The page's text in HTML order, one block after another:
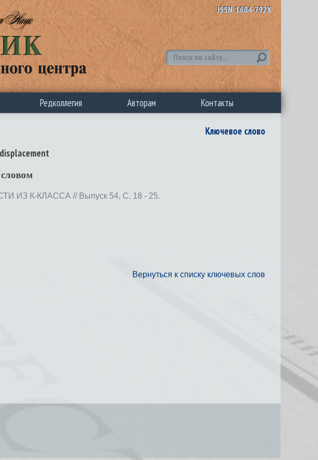
ISSN 1684-792X
Редколлегия Авторам Контакты
Ключевое слово
displacement
К-КЛАССА // Выпуск 54, С. 18 - 25.
Вернуться к списку ключевых слов